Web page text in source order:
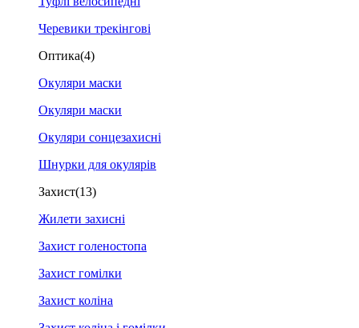
Черевики трекінгові
Оптика(4)
Окуляри маски
Окуляри маски
Окуляри сонцезахисні
Шнурки для окулярів
Захист(13)
Жилети захисні
Захист голеностопа
Захист гомілки
Захист коліна